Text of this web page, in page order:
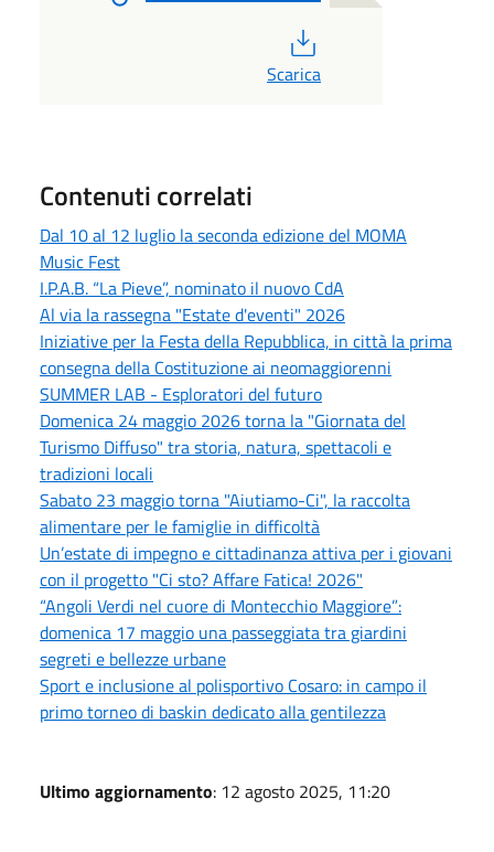
Scarica
Contenuti correlati
Dal 10 al 12 luglio la seconda edizione del MOMA
Music Fest
I.P.A.B. “La Pieve”, nominato il nuovo CdA
Al via la rassegna "Estate d'eventi" 2026
Iniziative per la Festa della Repubblica, in città la prima
consegna della Costituzione ai neomaggiorenni
SUMMER LAB - Esploratori del futuro
Domenica 24 maggio 2026 torna la "Giornata del
Turismo Diffuso" tra storia, natura, spettacoli e
tradizioni locali
Sabato 23 maggio torna "Aiutiamo-Ci", la raccolta
alimentare per le famiglie in difficoltà
Un’estate di impegno e cittadinanza attiva per i giovani
con il progetto "Ci sto? Affare Fatica! 2026"
“Angoli Verdi nel cuore di Montecchio Maggiore”:
domenica 17 maggio una passeggiata tra giardini
segreti e bellezze urbane
Sport e inclusione al polisportivo Cosaro: in campo il
primo torneo di baskin dedicato alla gentilezza
Ultimo aggiornamento: 12 agosto 2025, 11:20